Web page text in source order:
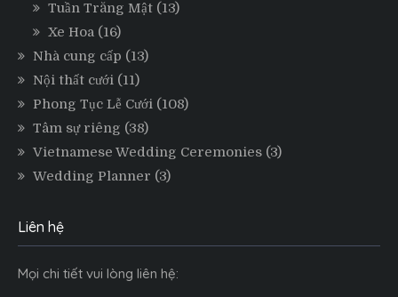
Tuần Trăng Mật (13)
Xe Hoa (16)
Nhà cung cấp (13)
Nội thất cưới (11)
Phong Tục Lễ Cưới (108)
Tâm sự riêng (38)
Vietnamese Wedding Ceremonies (3)
Wedding Planner (3)
Liên hệ
Mọi chi tiết vui lòng liên hệ: